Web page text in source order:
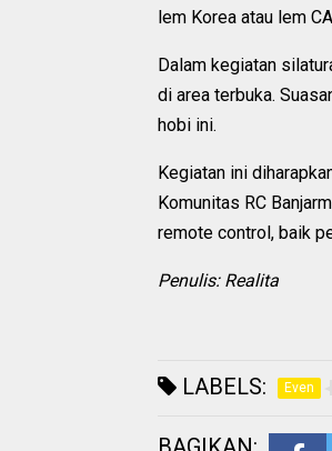
lem Korea atau lem
Dalam kegiatan
di area terbuka.
hobi ini.
Kegiatan ini
Komunitas RC
remote control, baik
Penulis: Realita
LABELS: Even